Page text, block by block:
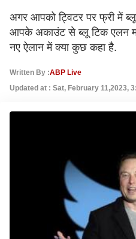
अगर आपको ट्विटर पर फ्री में
आपके अकाउंट से ब्लू टिक एलन
नए ऐलान में क्या कुछ कहा है.
Written By :ABP Live
Updated at : Sat, February 11,2023,